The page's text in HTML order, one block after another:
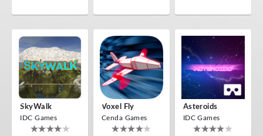
SkyWalk
IDC Games
Voxel Fly
Cenda Games
Asteroids
IDC Games